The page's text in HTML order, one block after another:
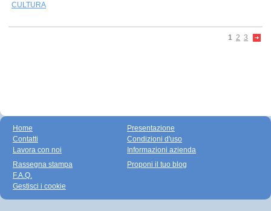
CULTURA
1 2 3
Home
Contatti
Lavora con noi
Presentazione
Condizioni d'uso
Informazioni azienda
Rassegna stampa
F.A.Q.
Gestisci i cookie
Proponi il tuo blog